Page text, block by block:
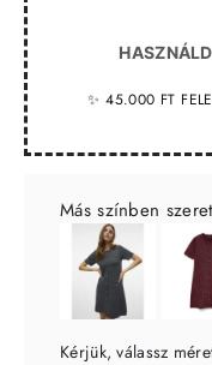
✨ 45.000 FT
Más színben
Kérjük, válassz